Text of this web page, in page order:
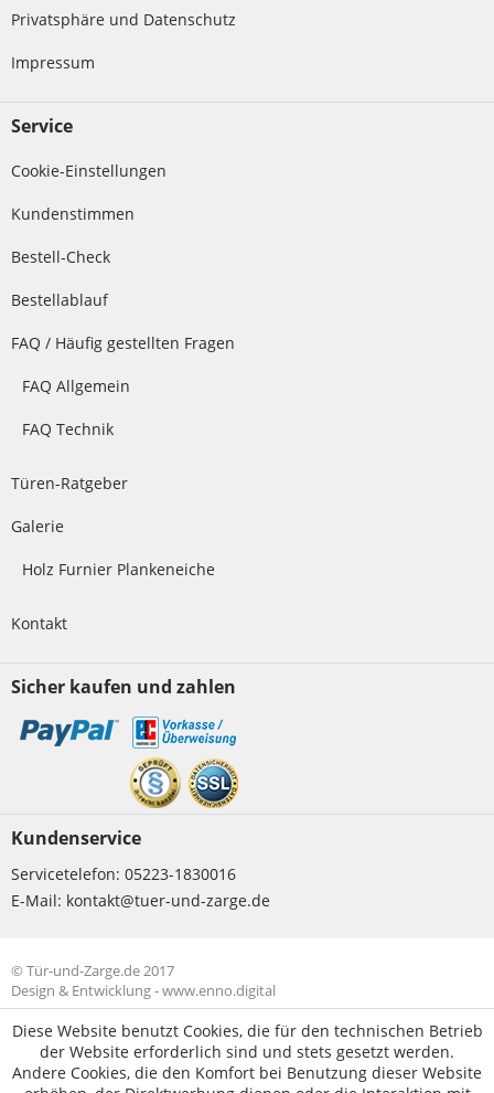
Privatsphäre und Datenschutz
Impressum
Service
Cookie-Einstellungen
Kundenstimmen
Bestell-Check
Bestellablauf
FAQ / Häufig gestellten Fragen
FAQ Allgemein
FAQ Technik
Türen-Ratgeber
Galerie
Holz Furnier Plankeneiche
Kontakt
Sicher kaufen und zahlen
Kundenservice
Servicetelefon: 05223-1830016
E-Mail: kontakt@tuer-und-zarge.de
© Tür-und-Zarge.de 2017
Design & Entwicklung -www.enno.digital
Diese Website benutzt Cookies, die für den technischen Betrieb
der Website erforderlich sind und stets gesetzt werden.
Andere Cookies, die den Komfort bei Benutzung dieser Website